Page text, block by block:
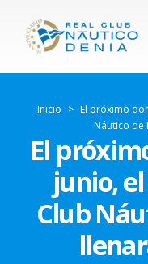
Inicio > El próximo
Náutico de
El
junio,
Club